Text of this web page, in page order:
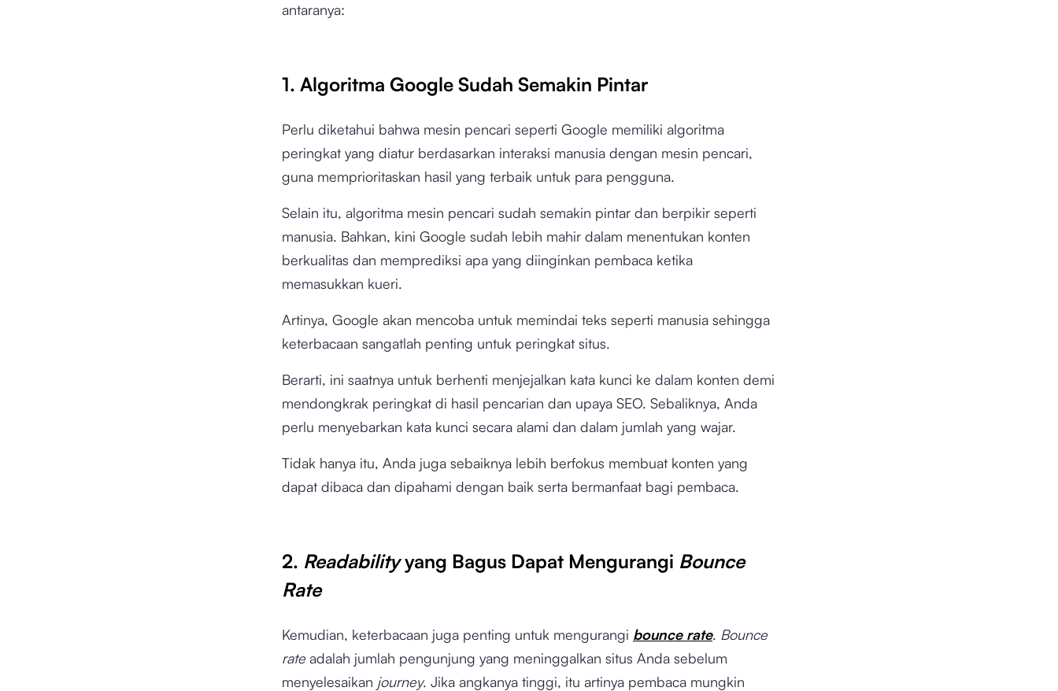
antaranya:
1. Algoritma Google Sudah Semakin Pintar
Perlu diketahui bahwa mesin pencari seperti Google memiliki algoritma
peringkat yang diatur berdasarkan interaksi manusia dengan mesin pencari,
guna memprioritaskan hasil yang terbaik untuk para pengguna.
Selain itu, algoritma mesin pencari sudah semakin pintar dan berpikir seperti
manusia. Bahkan, kini Google sudah lebih mahir dalam menentukan konten
berkualitas dan memprediksi apa yang diinginkan pembaca ketika
memasukkan kueri.
Artinya, Google akan mencoba untuk memindai teks seperti manusia sehingga
keterbacaan sangatlah penting untuk peringkat situs.
Berarti, ini saatnya untuk berhenti menjejalkan kata kunci ke dalam konten demi
mendongkrak peringkat di hasil pencarian dan upaya SEO. Sebaliknya, Anda
perlu menyebarkan kata kunci secara alami dan dalam jumlah yang wajar.
Tidak hanya itu, Anda juga sebaiknya lebih berfokus membuat konten yang
dapat dibaca dan dipahami dengan baik serta bermanfaat bagi pembaca.
2. Readabilityyang Bagus Dapat Mengurangi Bounce
Rate
Kemudian, keterbacaan juga penting untuk mengurangi bounce rate. Bounce
rateadalah jumlah pengunjung yang meninggalkan situs Anda sebelum
menyelesaikan journey. Jika angkanya tinggi, itu artinya pembaca mungkin